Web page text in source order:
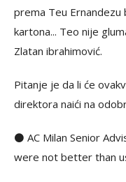
prema Teu
kartona... Teo nije
Zlatan ibrahimović.
Pitanje je da li će
direktora naići na
⚫️ AC Milan Senior
were not better than